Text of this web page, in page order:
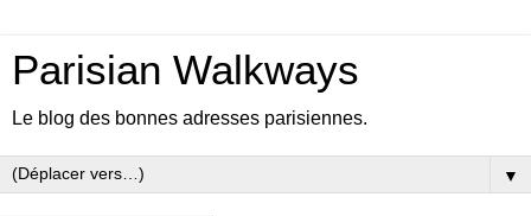
Parisian Walkways
Le blog des bonnes adresses parisiennes.
▼